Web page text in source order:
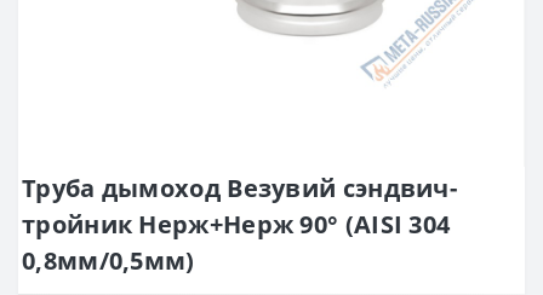
Труба дымоход Везувий сэндвич-
тройник Нерж+Нерж 90° (AISI 304
0,8мм/0,5мм)